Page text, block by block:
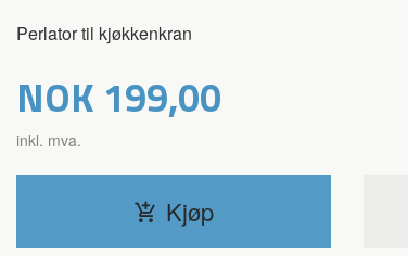
Perlator til kjøkkenkran
Pris
NOK 199,00
inkl. mva.
Kjøp